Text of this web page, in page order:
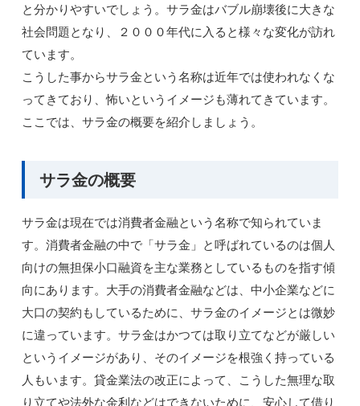
と分かりやすいでしょう。サラ金はバブル崩壊後に大きな
社会問題となり、２０００年代に入ると様々な変化が訪れ
ています。
こうした事からサラ金という名称は近年では使われなくな
ってきており、怖いというイメージも薄れてきています。
ここでは、サラ金の概要を紹介しましょう。
サラ金の概要
サラ金は現在では消費者金融という名称で知られていま
す。消費者金融の中で「サラ金」と呼ばれているのは個人
向けの無担保小口融資を主な業務としているものを指す傾
向にあります。大手の消費者金融などは、中小企業などに
大口の契約もしているために、サラ金のイメージとは微妙
に違っています。サラ金はかつては取り立てなどが厳しい
というイメージがあり、そのイメージを根強く持っている
人もいます。貸金業法の改正によって、こうした無理な取
り立てや法外な金利などはできないために、安心して借り